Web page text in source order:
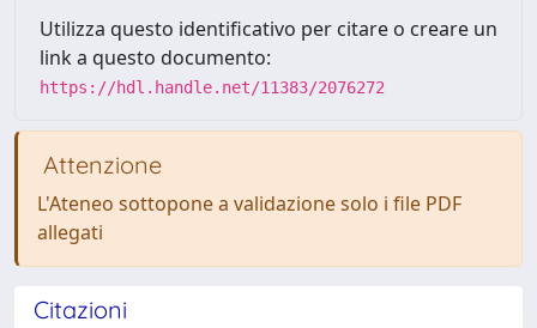
Utilizza questo identificativo per citare o creare un
link a questo documento:
https://hdl.handle.net/11383/2076272
Attenzione
L'Ateneo sottopone a validazione solo i file PDF
allegati
Citazioni